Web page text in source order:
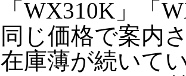
「WX310K」「
同じ価格で案内
在庫薄が続いて